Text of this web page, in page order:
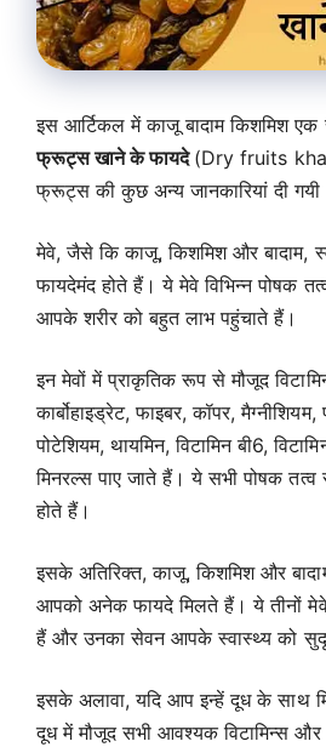
इस आर्टिकल में काजू बादाम किशमिश
फ्रूट्स खाने के फायदे (Dry fruits
फ्रूट्स की कुछ अन्य जानकारियां दी गयी
मेवे, जैसे कि काजू, किशमिश और बादाम,
फायदेमंद होते हैं। ये मेवे विभिन्न पोषक
आपके शरीर को बहुत लाभ पहुंचाते हैं।
इन मेवों में प्राकृतिक रूप से मौजूद
कार्बोहाइड्रेट, फाइबर, कॉपर,
पोटेशियम, थायमिन, विटामिन बी6,
मिनरल्स पाए जाते हैं। ये सभी पोषक
होते हैं।
इसके अतिरिक्त, काजू, किशमिश और
आपको अनेक फायदे मिलते हैं। ये तीनों मेवे
हैं और उनका सेवन आपके स्वास्थ्य को
इसके अलावा, यदि आप इन्हें दूध के साथ
दूध में मौजूद सभी आवश्यक विटामिन्स